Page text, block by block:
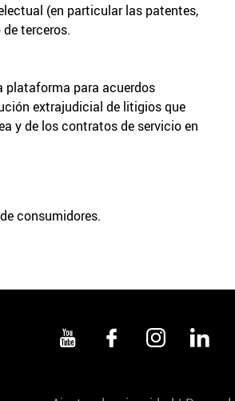
(en particular las patentes,
terceros.
plataforma para acuerdos
extrajudicial de litigios que
y de los contratos de servicio en
consumidores.